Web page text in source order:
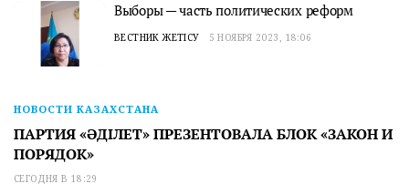
Выборы — часть политических реформ
ВЕСТНИК ЖЕТІСУ 5 НОЯБРЯ 2023, 18:06
НОВОСТИ КАЗАХСТАНА
ПАРТИЯ «ӘДІЛЕТ» ПРЕЗЕНТОВАЛА БЛОК «ЗАКОН И
ПОРЯДОК»
СЕГОДНЯ В 18:29